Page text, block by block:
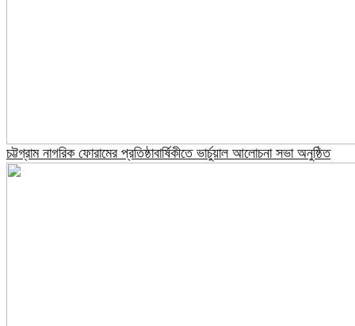
চট্টগ্রাম নাগরিক ফোরামের প্রতিষ্ঠাবার্ষিকীতে ভার্চুয়াল আলোচনা সভা অনুষ্ঠিত